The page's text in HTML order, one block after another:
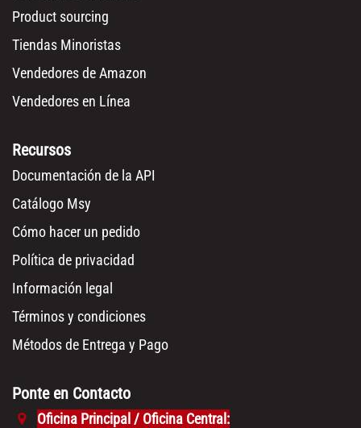
Product sourcing
Tiendas Minoristas
Vendedores de Amazon
Vendedores en Línea
Recursos
Documentación de la API
Catálogo Msy
Cómo hacer un pedido
Política de privacidad
Información legal
Términos y condiciones
Métodos de Entrega y Pago
Ponte en Contacto
Oficina Principal / Oficina Central: